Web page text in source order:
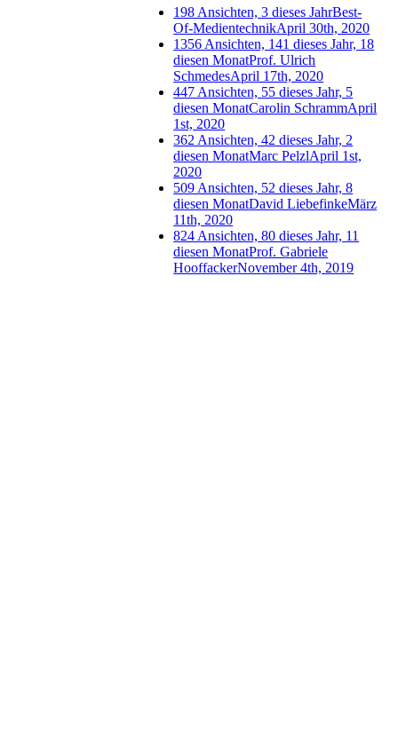
198 Ansichten, 3 dieses JahrBest-
Of-MedientechnikApril 30th, 2020
1356 Ansichten, 141 dieses Jahr, 18
diesen MonatProf. Ulrich
SchmedesApril 17th, 2020
447 Ansichten, 55 dieses Jahr, 5
diesen MonatCarolin SchrammApril
1st, 2020
362 Ansichten, 42 dieses Jahr, 2
diesen MonatMarc PelzlApril 1st,
2020
509 Ansichten, 52 dieses Jahr, 8
diesen MonatDavid LiebefinkeMärz
11th, 2020
824 Ansichten, 80 dieses Jahr, 11
diesen MonatProf. Gabriele
HooffackerNovember 4th, 2019